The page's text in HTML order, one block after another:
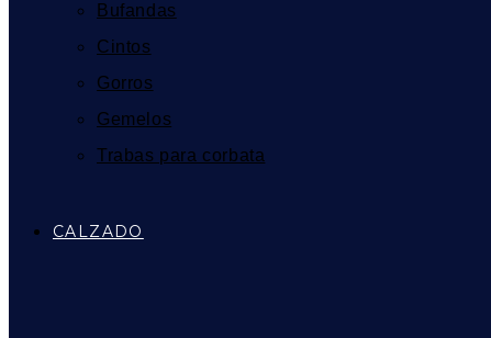
Bufandas
Cintos
Gorros
Gemelos
Trabas para corbata
CALZADO